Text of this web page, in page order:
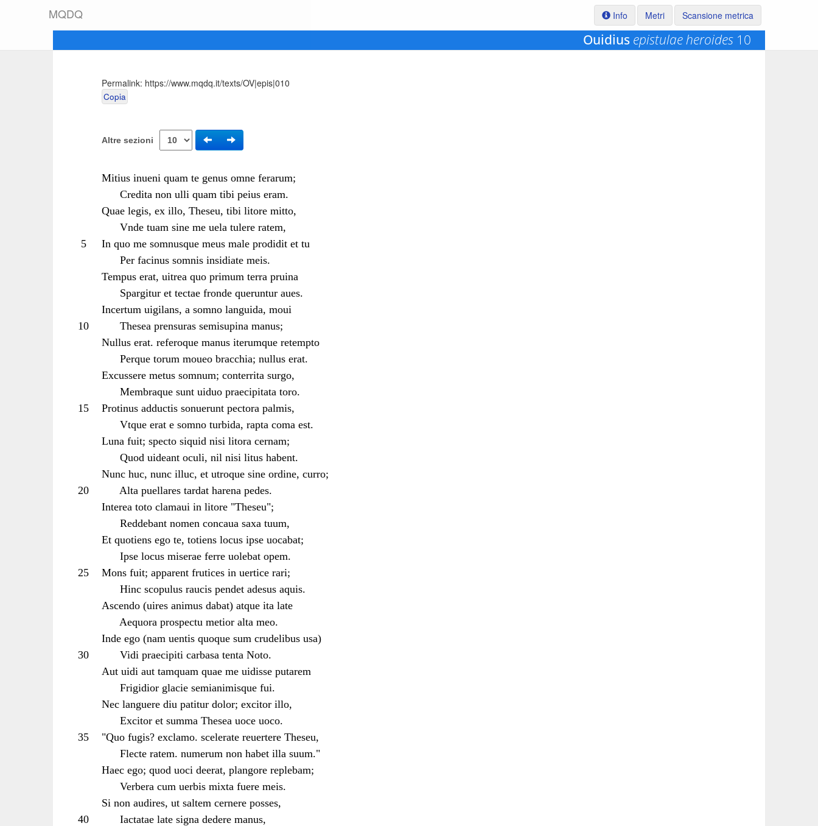
MQDQ Info Metri Scansione metrica
Ouidius epistulae heroides10
Permalink: https://www.mqdq.it/texts/OV|epis|010
Copia
Altre sezioni
Mitius inueni quam te genus omne ferarum;
Credita non ulli quam tibi peius eram.
Quae legis, ex illo, Theseu, tibi litore mitto,
Vnde tuam sine me uela tulere ratem,
5
In quo me somnusque meus male prodidit et tu
Per facinus somnis insidiate meis.
Tempus erat, uitrea quo primum terra pruina
Spargitur et tectae fronde queruntur aues.
Incertum uigilans, a somno languida, moui
10
Thesea prensuras semisupina manus;
Nullus erat. referoque manus iterumque retempto
Perque torum moueo bracchia; nullus erat.
Excussere metus somnum; conterrita surgo,
Membraque sunt uiduo praecipitata toro.
15
Protinus adductis sonuerunt pectora palmis,
Vtque erat e somno turbida, rapta coma est.
Luna fuit; specto siquid nisi litora cernam;
Quod uideant oculi, nil nisi litus habent.
Nunc huc, nunc illuc, et utroque sine ordine, curro;
20
Alta puellares tardat harena pedes.
Interea toto clamaui in litore "Theseu";
Reddebant nomen concaua saxa tuum,
Et quotiens ego te, totiens locus ipse uocabat;
Ipse locus miserae ferre uolebat opem.
25
Mons fuit; apparent frutices in uertice rari;
Hinc scopulus raucis pendet adesus aquis.
Ascendo (uires animus dabat) atque ita late
Aequora prospectu metior alta meo.
Inde ego (nam uentis quoque sum crudelibus usa)
30
Vidi praecipiti carbasa tenta Noto.
Aut uidi aut tamquam quae me uidisse putarem
Frigidior glacie semianimisque fui.
Nec languere diu patitur dolor; excitor illo,
Excitor et summa Thesea uoce uoco.
35
"Quo fugis? exclamo. scelerate reuertere Theseu,
Flecte ratem. numerum non habet illa suum."
Haec ego; quod uoci deerat, plangore replebam;
Verbera cum uerbis mixta fuere meis.
Si non audires, ut saltem cernere posses,
40
Iactatae late signa dedere manus,